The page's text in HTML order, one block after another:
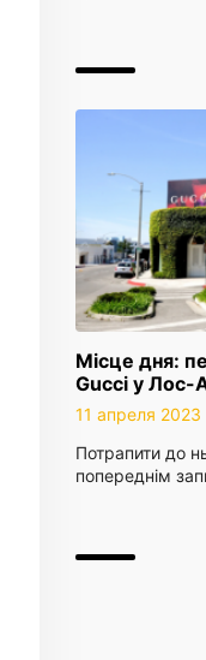
Місце дня:
Gucci у Лос-
11 апреля 2023
Потрапити до
попереднім